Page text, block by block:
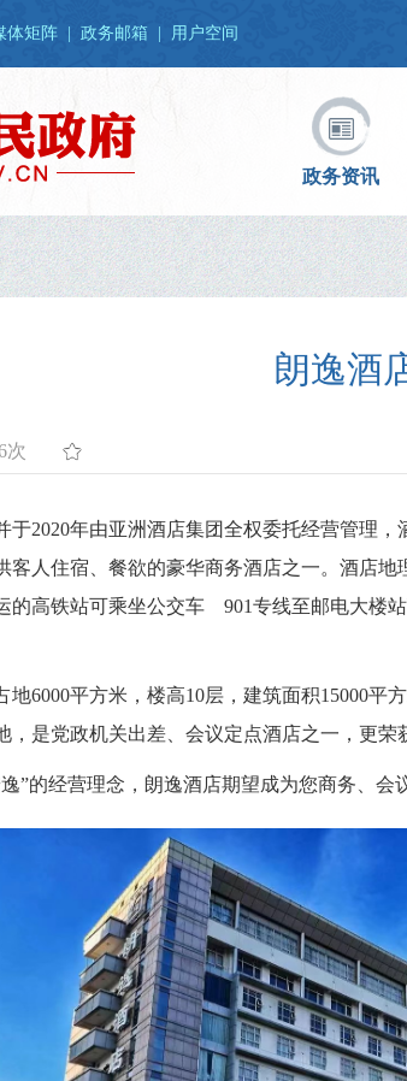
体矩阵 政务邮箱 用户空间
政务资讯
朗逸酒
次
于2020年由亚洲酒店集团全权委托经营管理 ，
客人住宿、餐欲的豪华商务酒店之一。酒店地
的高铁站可乘坐公交车 901专线至邮电大楼
地6000平方米，楼高10层，建筑面积15000平
是党政机关出差、会议定点酒店之一，更荣
”的经营理念，朗逸酒店期望成为您商务、会